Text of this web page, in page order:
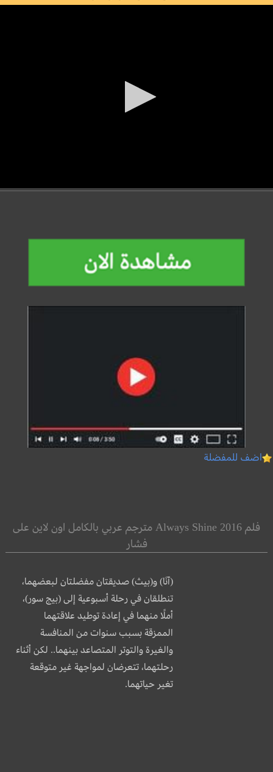
اضف للمفضلة
فلم Always Shine 2016 مترجم عربي بالكامل اون لاين على
فشار
(آنَا) و(بيث) صديقتان مفضلتان لبعضهما،
تنطلقان في رحلة أسبوعية إلى (بيج سور)،
أملًا منهما في إعادة توطيد علاقتهما
الممزقة بسبب سنوات من المنافسة
والغيرة والتوتر المتصاعد بينهما.. لكن أثناء
رحلتهما، تتعرضان لمواجهة غير متوقعة
تغير حياتهما.